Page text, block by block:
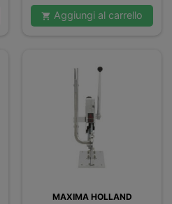
 Aggiungi al carrello
MAXIMA HOLLAND